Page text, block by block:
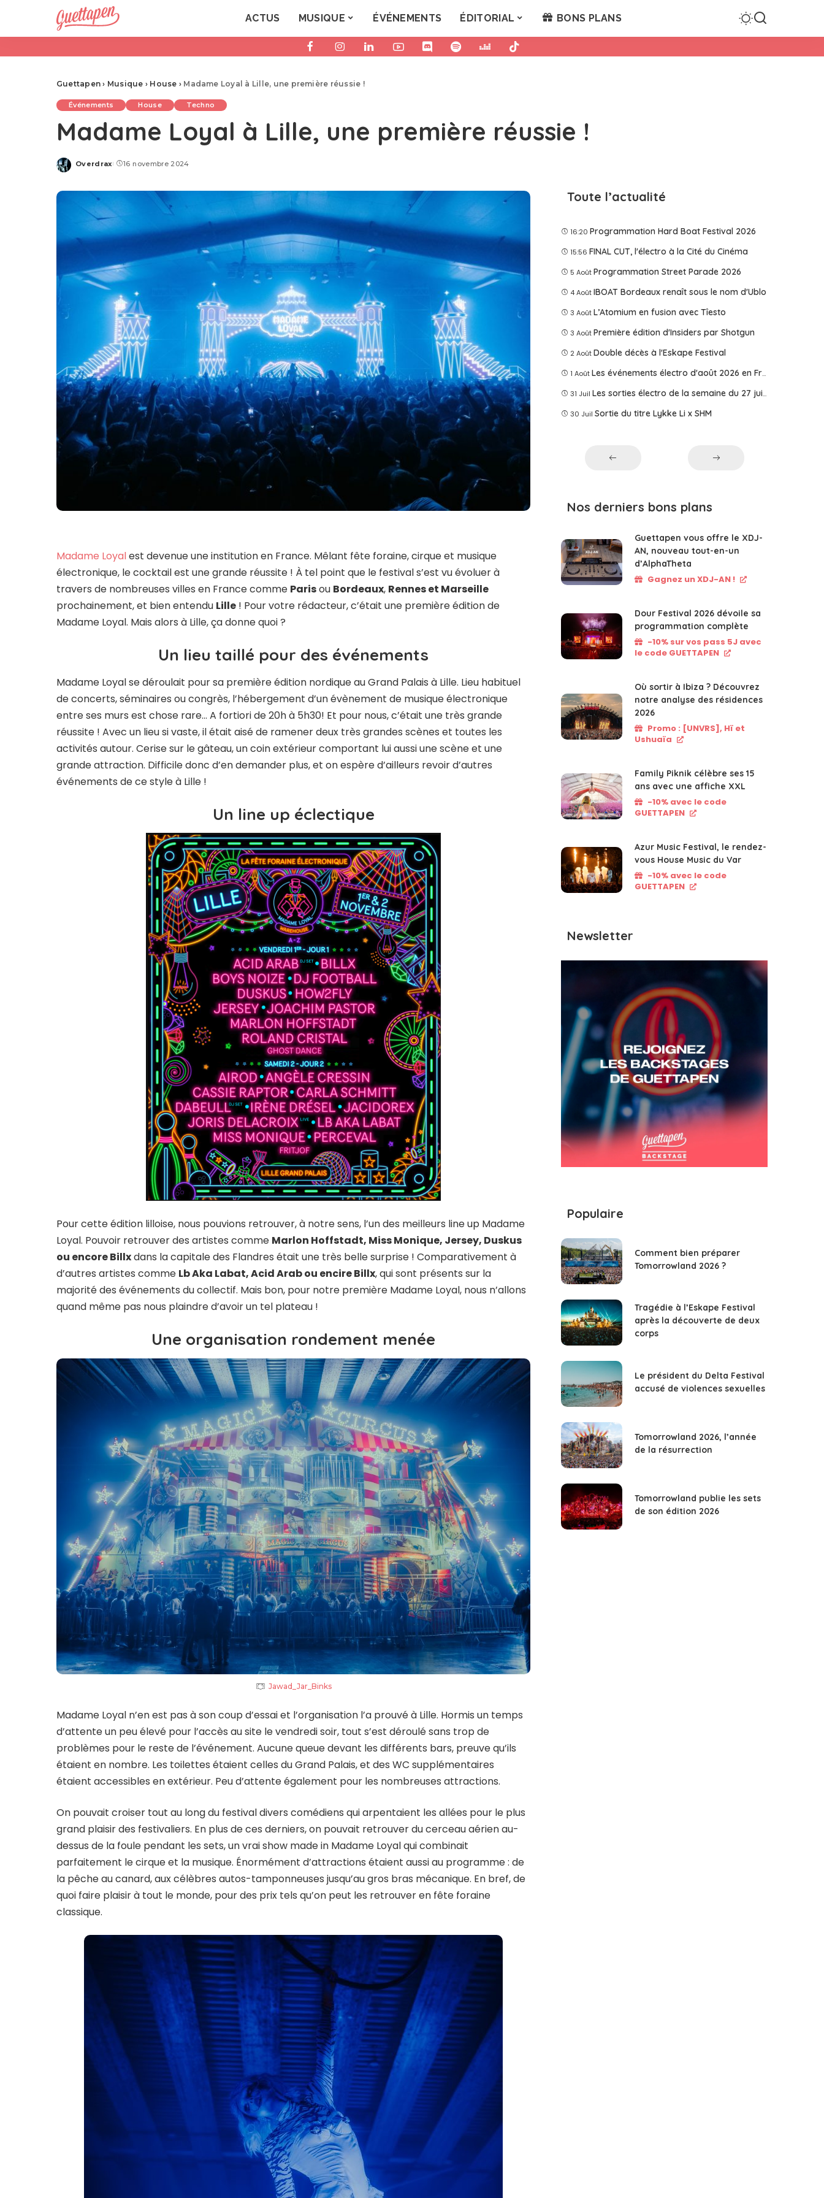
ACTUS MUSIQUE ÉVÉNEMENTS ÉDITORIAL BONS PLANS
Guettapen › Musique › House › Madame Loyal à Lille, une première réussie !
Événements House Techno
Madame Loyal à Lille, une première réussie !
Posted
Overdrax 16 novembre 2024
Madame Loyalest devenue une institution en France. Mêlant fête foraine, cirque et musique
électronique, le cocktail est une grande réussite ! À tel point que le festival s’est vu évoluer à
travers de nombreuses villes en France comme Parisou Bordeaux, Rennes et Marseille
prochainement, et bien entendu Lille ! Pour votre rédacteur, c’était une première édition de
Madame Loyal. Mais alors à Lille, ça donne quoi ?
Un lieu taillé pour des événements
Madame Loyal se déroulait pour sa première édition nordique au Grand Palais à Lille. Lieu habituel
de concerts, séminaires ou congrès, l’hébergement d’un évènement de musique électronique
entre ses murs est chose rare… A fortiori de 20h à 5h30! Et pour nous, c’était une très grande
réussite ! Avec un lieu si vaste, il était aisé de ramener deux très grandes scènes et toutes les
activités autour. Cerise sur le gâteau, un coin extérieur comportant lui aussi une scène et une
grande attraction. Difficile donc d’en demander plus, et on espère d’ailleurs revoir d’autres
événements de ce style à Lille !
Un line up éclectique
Pour cette édition lilloise, nous pouvions retrouver, à notre sens, l’un des meilleurs line up Madame
Loyal. Pouvoir retrouver des artistes comme Marlon Hoffstadt, Miss Monique, Jersey, Duskus
ou encore Billxdans la capitale des Flandres était une très belle surprise ! Comparativement à
d’autres artistes comme Lb Aka Labat, Acid Arab ou encire Billx, qui sont présents sur la
majorité des événements du collectif. Mais bon, pour notre première Madame Loyal, nous n’allons
quand même pas nous plaindre d’avoir un tel plateau !
Une organisation rondement menée
Jawad_Jar_Binks
Madame Loyal n’en est pas à son coup d’essai et l’organisation l’a prouvé à Lille. Hormis un temps
d’attente un peu élevé pour l’accès au site le vendredi soir, tout s’est déroulé sans trop de
problèmes pour le reste de l’événement. Aucune queue devant les différents bars, preuve qu’ils
étaient en nombre. Les toilettes étaient celles du Grand Palais, et des WC supplémentaires
étaient accessibles en extérieur. Peu d’attente également pour les nombreuses attractions.
On pouvait croiser tout au long du festival divers comédiens qui arpentaient les allées pour le plus
grand plaisir des festivaliers. En plus de ces derniers, on pouvait retrouver du cerceau aérien au-
dessus de la foule pendant les sets, un vrai show made in Madame Loyal qui combinait
parfaitement le cirque et la musique. Énormément d’attractions étaient aussi au programme : de
la pêche au canard, aux célèbres autos-tamponneuses jusqu’au gros bras mécanique. En bref, de
quoi faire plaisir à tout le monde, pour des prix tels qu’on peut les retrouver en fête foraine
classique.
Toute l’actualité
16:20 Programmation Hard Boat Festival 2026
15:56 FINAL CUT, l'électro à la Cité du Cinéma
5 Août Programmation Street Parade 2026
4 Août IBOAT Bordeaux renaît sous le nom d'Ublo
3 Août L’Atomium en fusion avec Tîesto
3 Août Première édition d'Insiders par Shotgun
2 Août Double décès à l'Eskape Festival
1 Août Les événements électro d'août 2026 en France
31 Juil Les sorties électro de la semaine du 27 juillet 2026
30 Juil Sortie du titre Lykke Li x SHM
Nos derniers bons plans
Guettapen vous offre le XDJ-
AN, nouveau tout-en-un
d’AlphaTheta
Gagnez un XDJ-AN !
Dour Festival 2026 dévoile sa
programmation complète
-10% sur vos pass 5J avec
le code GUETTAPEN
Où sortir à Ibiza ? Découvrez
notre analyse des résidences
2026
Promo : [UNVRS], Hï et
Ushuaïa
Family Piknik célèbre ses 15
ans avec une affiche XXL
-10% avec le code
GUETTAPEN
Azur Music Festival, le rendez-
vous House Music du Var
-10% avec le code
GUETTAPEN
Newsletter
Populaire
Comment bien préparer
Tomorrowland 2026 ?
Tragédie à l’Eskape Festival
après la découverte de deux
corps
Le président du Delta Festival
accusé de violences sexuelles
Tomorrowland 2026, l’année
de la résurrection
Tomorrowland publie les sets
de son édition 2026